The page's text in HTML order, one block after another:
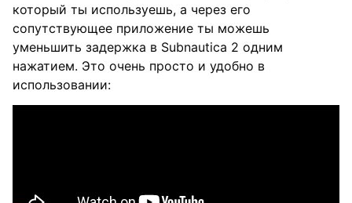
который ты используешь, а через его
сопутствующее приложение ты можешь
уменьшить задержка в Subnautica 2 одним
нажатием. Это очень просто и удобно в
использовании: